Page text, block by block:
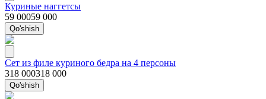
Куриные наггетсы
59 00059 000
Qo'shish
Сет из филе куриного бедра на 4 персоны
318 000318 000
Qo'shish